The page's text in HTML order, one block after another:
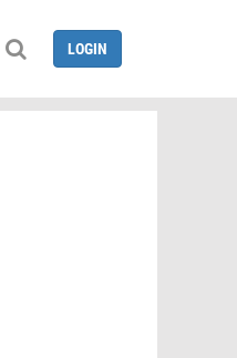
LOGIN